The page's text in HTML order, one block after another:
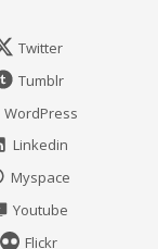
Twitter
Tumblr
WordPress
Linkedin
Myspace
Youtube
Flickr